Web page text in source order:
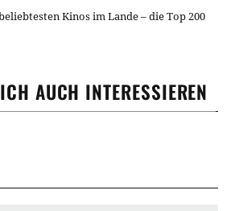
Kinos im Lande – die Top 200
AUCH INTERESSIEREN